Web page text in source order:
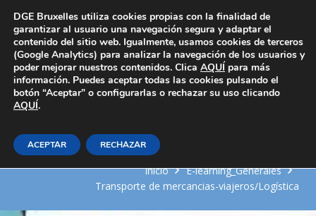
Área Privada
Fases y operaciones en la
cadena logística
Inicio
E-learning_Generales
Transporte de mercancias-viajeros/Logística
DGE Bruxelles utiliza cookies propias con la finalidad de
garantizar al usuario una navegación segura y adaptar el
contenido del sitio web. Igualmente, usamos cookies de terceros
(Google Analytics) para analizar la navegación de los usuarios y
poder mejorar nuestros contenidos. Clica AQUÍ para más
información. Puedes aceptar todas las cookies pulsando el
botón “Aceptar” o configurarlas o rechazar su uso clicando
AQUÍ.
ACEPTAR RECHAZAR